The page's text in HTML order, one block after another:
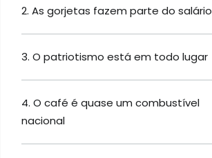
2. As gorjetas fazem parte do salário
3. O patriotismo está em todo lugar
4. O café é quase um combustível
nacional